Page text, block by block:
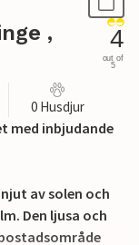
,
4
out of
5
0 Husdjur
med inbjudande
av solen och
Den ljusa och